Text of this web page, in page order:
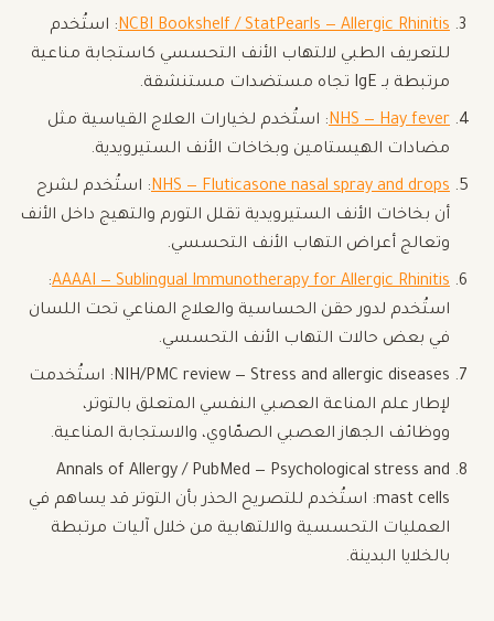
NCBI Bookshelf / StatPearls — Allergic Rhinitis: استُخدم
للتعريف الطبي لالتهاب الأنف التحسسي كاستجابة مناعية
مرتبطة بـ IgE تجاه مستضدات مستنشقة.
NHS — Hay fever: استُخدم لخيارات العلاج القياسية مثل
مضادات الهيستامين وبخاخات الأنف الستيرويدية.
NHS — Fluticasone nasal spray and drops: استُخدم لشرح
أن بخاخات الأنف الستيرويدية تقلل التورم والتهيج داخل الأنف
وتعالج أعراض التهاب الأنف التحسسي.
AAAAI — Sublingual Immunotherapy for Allergic Rhinitis
:
استُخدم لدور حقن الحساسية والعلاج المناعي تحت اللسان
في بعض حالات التهاب الأنف التحسسي.
NIH/PMC review — Stress and allergic diseases: استُخدمت
لإطار علم المناعة العصبي النفسي المتعلق بالتوتر،
ووظائف الجهاز العصبي الصمّاوي، والاستجابة المناعية.
Annals of Allergy / PubMed — Psychological stress and
mast cells: استُخدم للتصريح الحذر بأن التوتر قد يساهم في
العمليات التحسسية والالتهابية من خلال آليات مرتبطة
بالخلايا البدينة.